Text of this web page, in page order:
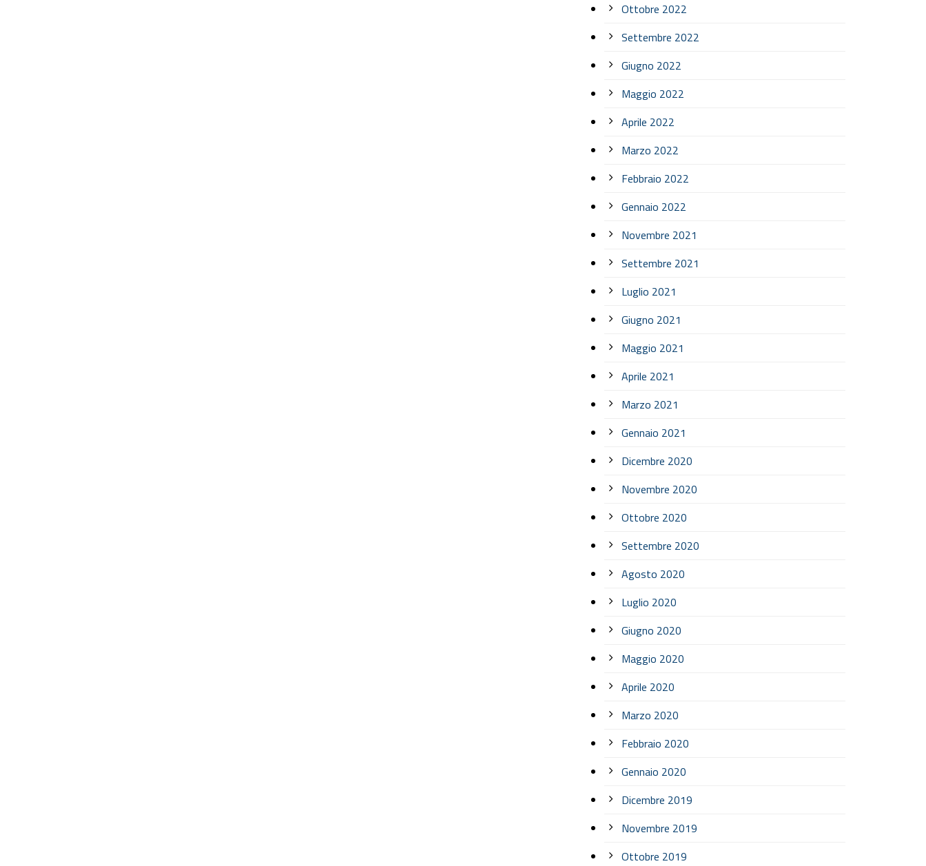
Ottobre 2022
Settembre 2022
Giugno 2022
Maggio 2022
Aprile 2022
Marzo 2022
Febbraio 2022
Gennaio 2022
Novembre 2021
Settembre 2021
Luglio 2021
Giugno 2021
Maggio 2021
Aprile 2021
Marzo 2021
Gennaio 2021
Dicembre 2020
Novembre 2020
Ottobre 2020
Settembre 2020
Agosto 2020
Luglio 2020
Giugno 2020
Maggio 2020
Aprile 2020
Marzo 2020
Febbraio 2020
Gennaio 2020
Dicembre 2019
Novembre 2019
Ottobre 2019